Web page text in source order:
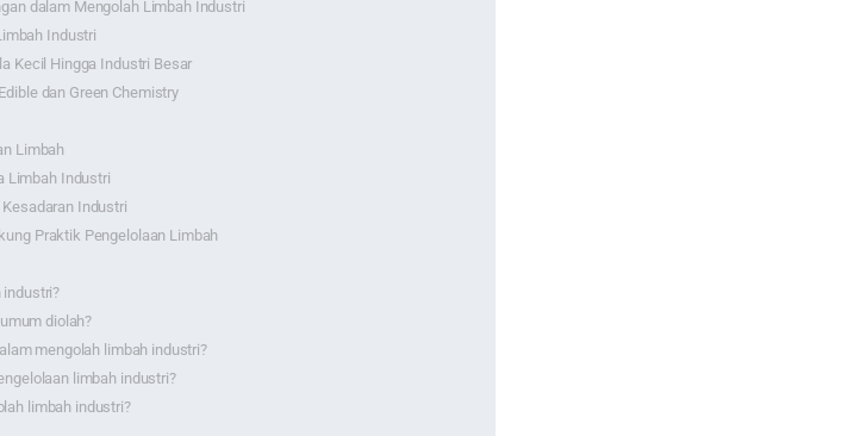
dalam Mengolah Limbah Industri
Industri
Kecil Hingga Industri Besar
dan Green Chemistry
Limbah
Limbah Industri
Industri
Praktik Pengelolaan Limbah
industri?
diolah?
mengolah limbah industri?
limbah industri?
limbah industri?